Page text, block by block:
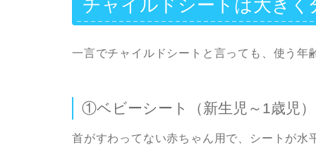
チャイルドシートは大きく
一言でチャイルドシートと言っても、使う年
①ベビーシート（新生児～1歳児）
首がすわってない赤ちゃん用で、シートが水